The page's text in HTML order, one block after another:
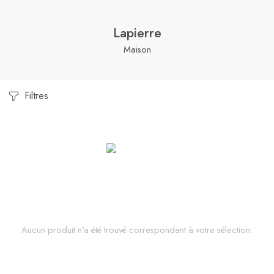
Lapierre
Maison
Filtres
Aucun produit n'a été trouvé correspondant à votre sélection.